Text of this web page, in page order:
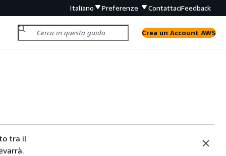
Italiano Preferenze ContattaciFeedback
Crea un Account AWS
tra il